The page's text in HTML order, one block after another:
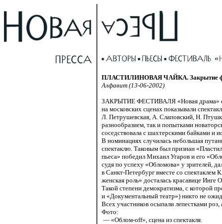
ПЛАСТИЛИНОВАЯ ЧАЙКА. Закрытие
Алфавит (13-06-2002)
ЗАКРЫТИЕ ФЕСТИВАЛЯ «Новая драма»
на московских сценах показывали
Л. Петрушевская, А. Слаповский, Н.
разнообразием, так и попытками
соседствовала с шахтерскими байками и
В номинациях случилась небольшая
спектаклю. Таковым был признан
пьеса» победил Михаил Угаров и его
судя по успеху «Обломова» у зрителей,
в Санкт-Петербург вместе со спектаклем
женская роль» досталась красавице
Такой степени демократизма, с которой
и «Документальный театр») никто не
Всех участников осыпали лепестками
Фото:
— «Облом-оff», сцена из спектакля.